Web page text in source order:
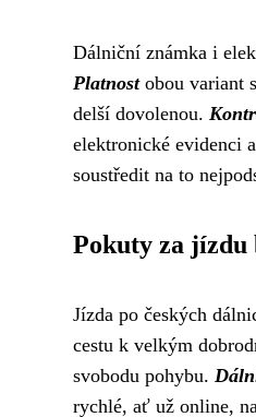
Dálniční známka i
Platnostobou variant
delší dovolenou.
elektronické evidenci
soustředit na to
Pokuty za jízdu
Jízda po českých
cestu k velkým
svobodu pohybu.
rychlé, ať už online,